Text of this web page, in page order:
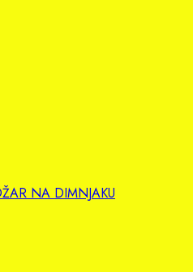
NA DIMNJAKU